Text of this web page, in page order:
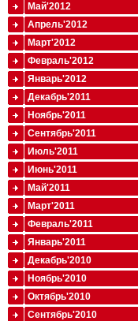
Май'2012
Апрель'2012
Март'2012
Февраль'2012
Январь'2012
Декабрь'2011
Ноябрь'2011
Сентябрь'2011
Июль'2011
Июнь'2011
Май'2011
Март'2011
Февраль'2011
Январь'2011
Декабрь'2010
Ноябрь'2010
Октябрь'2010
Сентябрь'2010